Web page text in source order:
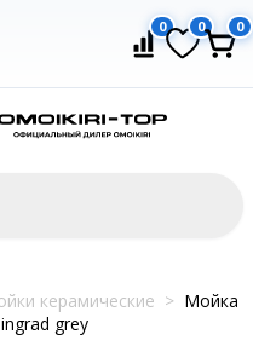
0 0 0
керамические > Мойка
grey